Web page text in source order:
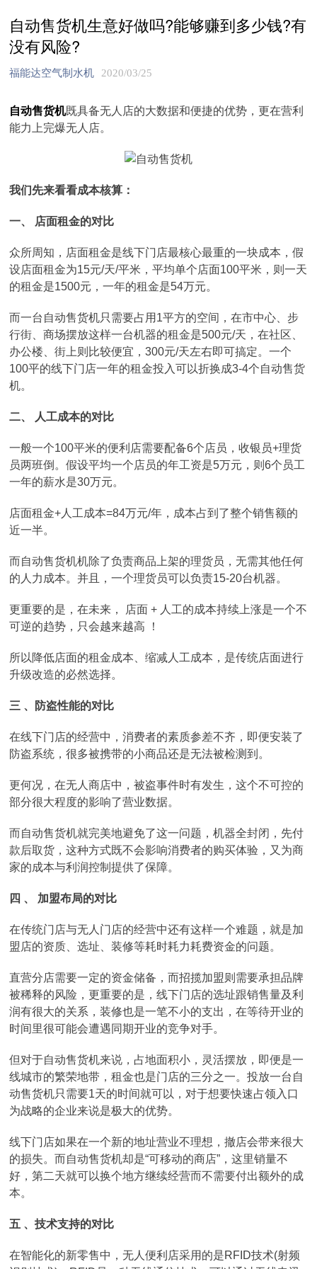
自动售货机生意好做吗?能够赚到多少钱?有
没有风险?
福能达空气制水机 2020/03/25
自动售货机既具备无人店的大数据和便捷的优势，更在营利
能力上完爆无人店。
我们先来看看成本核算：
一、 店面租金的对比
众所周知，店面租金是线下门店最核心最重的一块成本，假
设店面租金为15元/天/平米，平均单个店面100平米，则一天
的租金是1500元，一年的租金是54万元。
而一台自动售货机只需要占用1平方的空间，在市中心、步
行街、商场摆放这样一台机器的租金是500元/天，在社区、
办公楼、街上则比较便宜，300元/天左右即可搞定。一个
100平的线下门店一年的租金投入可以折换成3-4个自动售货
机。
二、 人工成本的对比
一般一个100平米的便利店需要配备6个店员，收银员+理货
员两班倒。假设平均一个店员的年工资是5万元，则6个员工
一年的薪水是30万元。
店面租金+人工成本=84万元/年，成本占到了整个销售额的
近一半。
而自动售货机机除了负责商品上架的理货员，无需其他任何
的人力成本。并且，一个理货员可以负责15-20台机器。
更重要的是，在未来， 店面 + 人工的成本持续上涨是一个不
可逆的趋势，只会越来越高 ！
所以降低店面的租金成本、缩减人工成本，是传统店面进行
升级改造的必然选择。
三 、防盗性能的对比
在线下门店的经营中，消费者的素质参差不齐，即便安装了
防盗系统，很多被携带的小商品还是无法被检测到。
更何况，在无人商店中，被盗事件时有发生，这个不可控的
部分很大程度的影响了营业数据。
而自动售货机就完美地避免了这一问题，机器全封闭，先付
款后取货，这种方式既不会影响消费者的购买体验，又为商
家的成本与利润控制提供了保障。
四 、 加盟布局的对比
在传统门店与无人门店的经营中还有这样一个难题，就是加
盟店的资质、选址、装修等耗时耗力耗费资金的问题。
直营分店需要一定的资金储备，而招揽加盟则需要承担品牌
被稀释的风险，更重要的是，线下门店的选址跟销售量及利
润有很大的关系，装修也是一笔不小的支出，在等待开业的
时间里很可能会遭遇同期开业的竞争对手。
但对于自动售货机来说，占地面积小，灵活摆放，即便是一
线城市的繁荣地带，租金也是门店的三分之一。投放一台自
动售货机只需要1天的时间就可以，对于想要快速占领入口
为战略的企业来说是极大的优势。
线下门店如果在一个新的地址营业不理想，撤店会带来很大
的损失。而自动售货机却是“可移动的商店”，这里销量不
好，第二天就可以换个地方继续经营而不需要付出额外的成
本。
五 、技术支持的对比
在智能化的新零售中，无人便利店采用的是RFID技术(射频